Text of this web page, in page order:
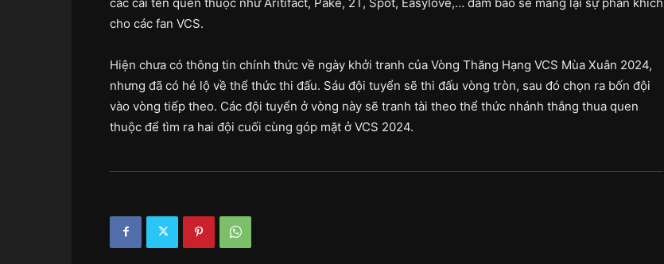
cho các fan VCS.
Hiện chưa có thông tin chính thức về ngày khởi tranh của Vòng Thăng Hạng VCS Mùa Xuân 2024,
nhưng đã có hé lộ về thể thức thi đấu. Sáu đội tuyển sẽ thi đấu vòng tròn, sau đó chọn ra bốn đội
vào vòng tiếp theo. Các đội tuyển ở vòng này sẽ tranh tài theo thể thức nhánh thắng thua quen
thuộc để tìm ra hai đội cuối cùng góp mặt ở VCS 2024.